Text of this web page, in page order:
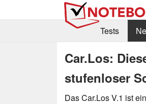
Tests
Car.Los:
stufenloser
Das Car.Los V.1 ist